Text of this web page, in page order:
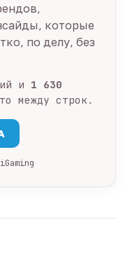
которые
по делу, без
и 1 630
между строк.